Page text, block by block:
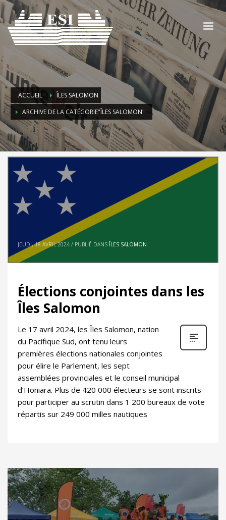
ACCUEIL
ÎLES SALOMON
ARCHIVE DE LA CATÉGORIE"ÎLES SALOMON"
JEUDI, 18 AVRIL 2024 / PUBLIÉ DANS ÎLES SALOMON
Élections conjointes dans les
Îles Salomon
Le 17 avril 2024, les Îles Salomon, nation
du Pacifique Sud, ont tenu leurs
premières élections nationales conjointes
pour élire le Parlement, les sept
assemblées provinciales et le conseil municipal
d’Honiara. Plus de 420 000 électeurs se sont inscrits
pour participer au scrutin dans 1 200 bureaux de vote
répartis sur 249 000 milles nautiques